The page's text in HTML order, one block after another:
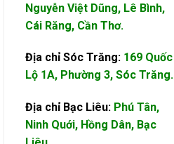
Nguyễn Việt Dũng, Lê Bình,
Cái Răng, Cần Thơ.
Địa chỉ Sóc Trăng: 169 Quốc
Lộ 1A, Phường 3, Sóc Trăng.
Địa chỉ Bạc Liêu: Phú Tân,
Ninh Quới, Hồng Dân, Bạc